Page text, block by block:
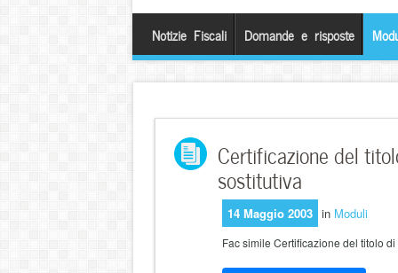
Notizie Fiscali Domande e risposte
Certificazione del
sostitutiva
14 Maggio 2003 in Moduli
Fac simile Certificazione del titolo